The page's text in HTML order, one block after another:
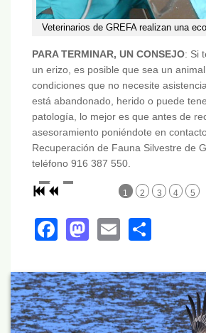
Veterinarios de GREFA realizan una
PARA TERMINAR, UN CONSEJO: Si
un erizo, es posible que sea un
condiciones que no necesite
está abandonado, herido o puede
patología, lo mejor es que antes de
asesoramiento poniéndote en
Recuperación de Fauna Silvestre de
teléfono 916 387 550.
1 2 3 4 5
Facebook
Mastodon
Email